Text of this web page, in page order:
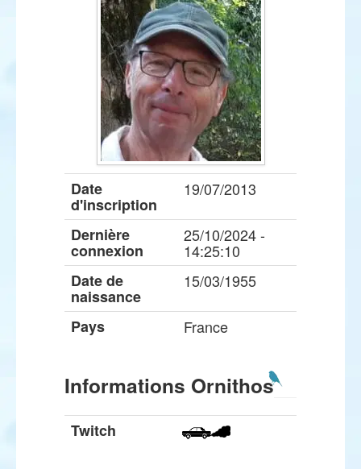
Date
d'inscription
19/07/2013
Dernière
connexion
25/10/2024 -
14:25:10
Date de
naissance
15/03/1955
Pays France
Informations Ornithos
Twitch